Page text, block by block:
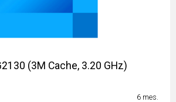
(3M Cache, 3.20 GHz)
6 mes.